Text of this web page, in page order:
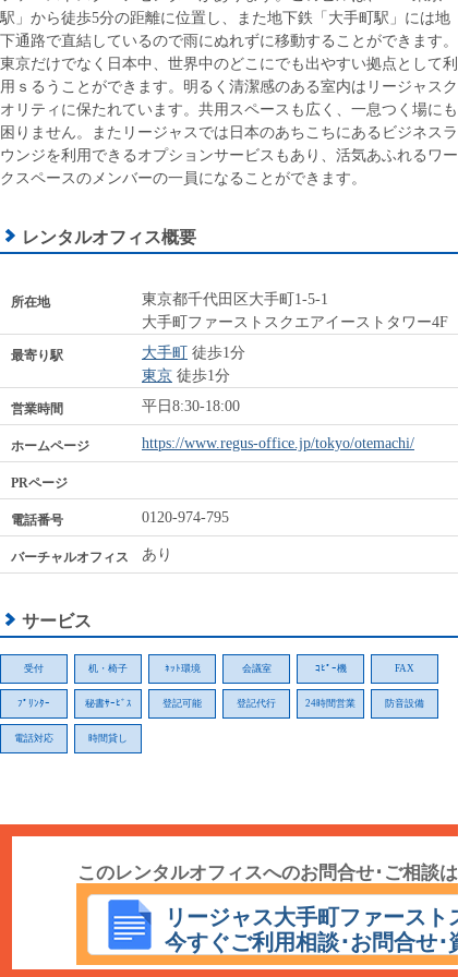
駅」から徒歩5分の距離に位置し、また地下鉄「大手町駅」には地
下通路で直結しているので雨にぬれずに移動することができます。
東京だけでなく日本中、世界中のどこにでも出やすい拠点として利
用ｓるうことができます。明るく清潔感のある室内はリージャスク
オリティに保たれています。共用スペースも広く、一息つく場にも
困りません。またリージャスでは日本のあちこちにあるビジネスラ
ウンジを利用できるオプションサービスもあり、活気あふれるワー
クスペースのメンバーの一員になることができます。
レンタルオフィス概要
所在地
東京都千代田区大手町1-5-1
大手町ファーストスクエアイーストタワー4F
最寄り駅 大手町 徒歩1分
東京 徒歩1分
営業時間 平日8:30-18:00
ホームページ https://www.regus-office.jp/tokyo/otemachi/
PRページ
電話番号 0120-974-795
バーチャルオフィス あり
サービス
受付 机・椅子 ﾈｯﾄ環境 会議室 ｺﾋﾟｰ機 FAX
ﾌﾟﾘﾝﾀｰ 秘書ｻｰﾋﾞｽ 登記可能 登記代行 24時間営業 防音設備
電話対応 時間貸し
このレンタルオフィスへのお問合せ･ご相談は
こちら
リージャス大手町ファースト
今すぐご利用相談･お問合せ･